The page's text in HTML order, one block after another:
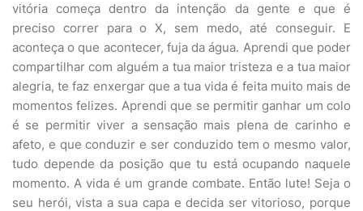
vitória começa dentro da intenção da gente e que é
preciso correr para o X, sem medo, até conseguir. E
aconteça o que acontecer, fuja da água. Aprendi que poder
compartilhar com alguém a tua maior tristeza e a tua maior
alegria, te faz enxergar que a tua vida é feita muito mais de
momentos felizes. Aprendi que se permitir ganhar um colo
é se permitir viver a sensação mais plena de carinho e
afeto, e que conduzir e ser conduzido tem o mesmo valor,
tudo depende da posição que tu está ocupando naquele
momento. A vida é um grande combate. Então lute! Seja o
seu herói, vista a sua capa e decida ser vitorioso, porque